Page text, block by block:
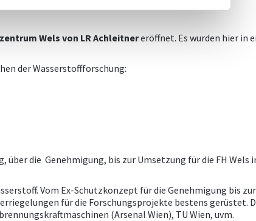
Wels von LR Achleitnereröffnet. Es wurden hier in
der Wasserstoffforschung:
die Genehmigung, bis zur Umsetzung für die FH Wels
Vom Ex-Schutzkonzept für die Genehmigung bis
für die Forschungsprojekte bestens gerüstet.
(Arsenal Wien), TU Wien, uvm.